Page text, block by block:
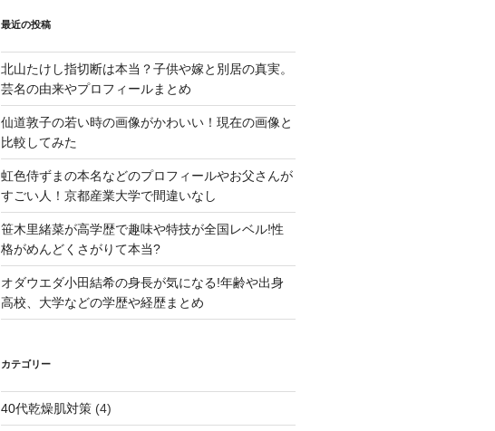
最近の投稿
北山たけし指切断は本当？子供や嫁と別居の真実。
芸名の由来やプロフィールまとめ
仙道敦子の若い時の画像がかわいい！現在の画像と
比較してみた
虹色侍ずまの本名などのプロフィールやお父さんが
すごい人！京都産業大学で間違いなし
笹木里緒菜が高学歴で趣味や特技が全国レベル!性
格がめんどくさがりて本当?
オダウエダ小田結希の身長が気になる!年齢や出身
高校、大学などの学歴や経歴まとめ
カテゴリー
40代乾燥肌対策(4)